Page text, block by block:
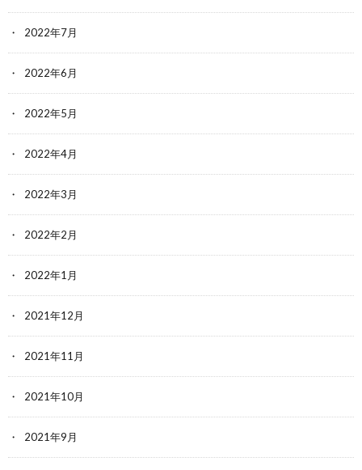
2022年7月
2022年6月
2022年5月
2022年4月
2022年3月
2022年2月
2022年1月
2021年12月
2021年11月
2021年10月
2021年9月